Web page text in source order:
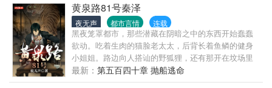
黄泉路81号秦泽
夜无声 都市言情 连载
黑夜笼罩都市，那些潜藏在阴暗之中的东西开始蠢蠢
欲动。吃着生肉的猫脸老太太，后背长着鱼鳞的健身
小姐姐。路边向人搭讪的野狐狸，还有那开在坟场里
的小超市。这些，我都经历过。而一切的开始，都要
从我亲眼目睹一场车祸后说起……
最新： 第五百四十章 抛船逃命